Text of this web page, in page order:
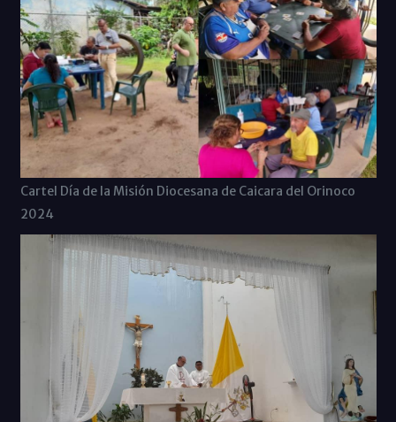
Cartel Día de la Misión Diocesana de Caicara del Orinoco
2024